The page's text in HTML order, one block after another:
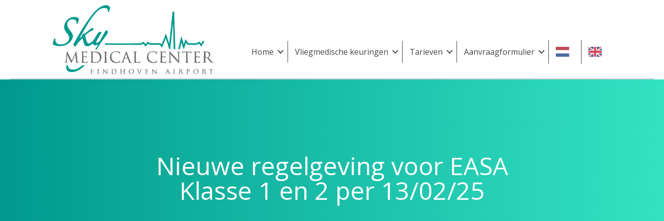
Home Vliegmedische keuringen Tarieven Aanvraagformulier
Nieuwe regelgeving voor EASA
Klasse 1 en 2 per 13/02/25